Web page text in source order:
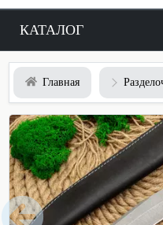
КАТАЛОГ
Главная